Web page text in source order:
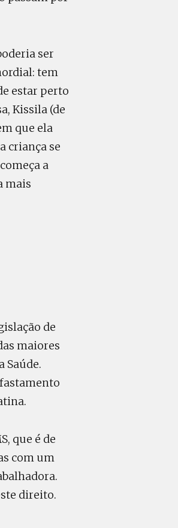
ser
tem
estar perto
Kissila (de
que ela
criança se
a
mais
de
maiores
Saúde.
que é de
com um
direito.